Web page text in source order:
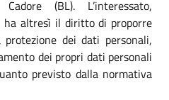
(BL). L’interessato,
ha altresì il diritto di proporre
dei dati personali,
dei propri dati personali
previsto dalla normativa